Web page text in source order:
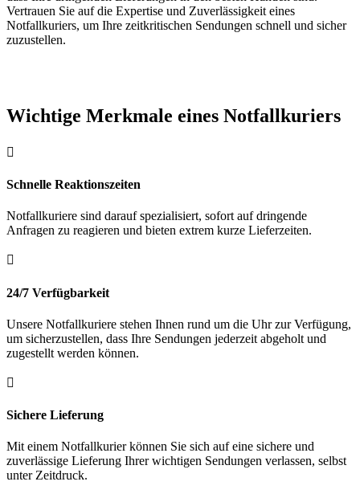
Vertrauen Sie auf die Expertise und Zuverlässigkeit eines
Notfallkuriers, um Ihre zeitkritischen Sendungen schnell und sicher
zuzustellen.
Wichtige Merkmale eines Notfallkuriers

Schnelle Reaktionszeiten
Notfallkuriere sind darauf spezialisiert, sofort auf dringende
Anfragen zu reagieren und bieten extrem kurze Lieferzeiten.

24/7 Verfügbarkeit
Unsere Notfallkuriere stehen Ihnen rund um die Uhr zur Verfügung,
um sicherzustellen, dass Ihre Sendungen jederzeit abgeholt und
zugestellt werden können.

Sichere Lieferung
Mit einem Notfallkurier können Sie sich auf eine sichere und
zuverlässige Lieferung Ihrer wichtigen Sendungen verlassen, selbst
unter Zeitdruck.